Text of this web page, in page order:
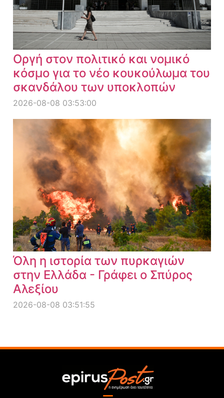
Οργή στον πολιτικό και νομικό
κόσμο για το νέο κουκούλωμα του
σκανδάλου των υποκλοπών
2026-08-08 03:53:00
Όλη η ιστορία των πυρκαγιών
στην Ελλάδα - Γράφει ο Σπύρος
Αλεξίου
2026-08-08 03:51:55